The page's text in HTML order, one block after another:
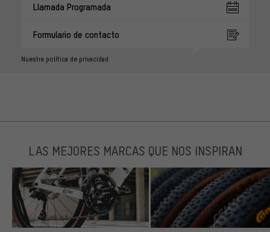
Llamada Programada
Formulario de contacto
Nuestra política de privacidad
LAS MEJORES MARCAS QUE NOS INSPIRAN